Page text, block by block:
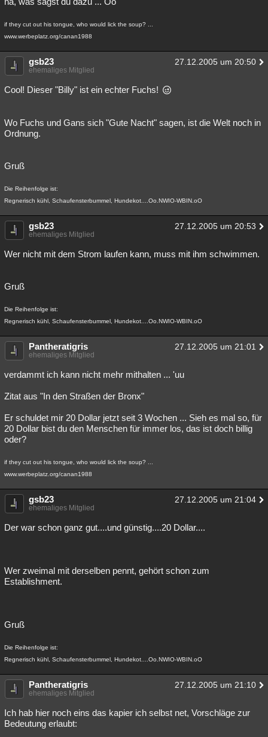
if they cut out his tongue, who would lick the soup? ...
www.werbeplatz.org/canan1988
gsb23 27.12.2005 um 20:50
ehemaliges Mitglied
Cool! Dieser "Billy" ist ein echter Fuchs!
Wo Fuchs und Gans sich "Gute Nacht" sagen, ist die Welt noch in
Ordnung.
Gruß
Die Reihenfolge ist:
Regnerisch kühl, Schaufensterbummel, Hundekot....Oo.NWIO-WBIN.oO
gsb23 27.12.2005 um 20:53
ehemaliges Mitglied
Wer nicht mit dem Strom laufen kann, muss mit ihm schwimmen.
Gruß
Die Reihenfolge ist:
Regnerisch kühl, Schaufensterbummel, Hundekot....Oo.NWIO-WBIN.oO
Pantheratigris 27.12.2005 um 21:01
ehemaliges Mitglied
verdammt ich kann nicht mehr mithalten ... 'uu
Zitat aus "In den Straßen der Bronx"
Er schuldet mir 20 Dollar jetzt seit 3 Wochen ... Sieh es mal so, für
20 Dollar bist du den Menschen für immer los, das ist doch billig
oder?
if they cut out his tongue, who would lick the soup? ...
www.werbeplatz.org/canan1988
gsb23 27.12.2005 um 21:04
ehemaliges Mitglied
Der war schon ganz gut....und günstig....20 Dollar....
Wer zweimal mit derselben pennt, gehört schon zum
Establishment.
Gruß
Die Reihenfolge ist:
Regnerisch kühl, Schaufensterbummel, Hundekot....Oo.NWIO-WBIN.oO
Pantheratigris 27.12.2005 um 21:10
ehemaliges Mitglied
Ich hab hier noch eins das kapier ich selbst net, Vorschläge zur
Bedeutung erlaubt: